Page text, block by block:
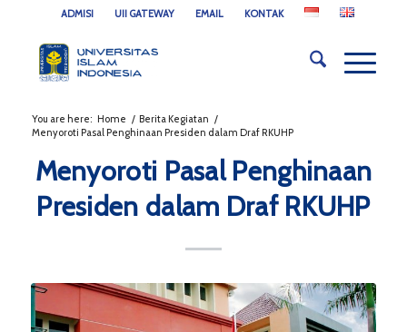
ADMISI UII GATEWAY EMAIL KONTAK
You are here: Home / Berita Kegiatan /
Menyoroti Pasal Penghinaan Presiden dalam Draf RKUHP
Menyoroti Pasal Penghinaan
Presiden dalam Draf RKUHP